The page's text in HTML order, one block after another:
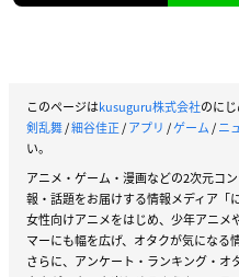
このページはkusuguru株式会社のに
剣乱舞/細谷佳正/アプリ /ゲーム/ニ
い。
アニメ・ゲーム・漫画などの2次元コ
報・話題をお届けする情報メディア「
女性向けアニメをはじめ、少年アニメ
マーにも幅を広げ、オタクが気になる
さらに、アンケート・ランキング・オ